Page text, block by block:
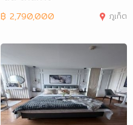
฿ 2,790,000 ภูเก็ต